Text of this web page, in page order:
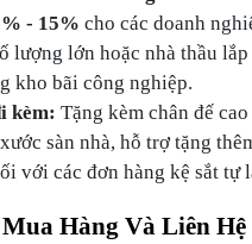
- 15% cho các doanh
lượng lớn hoặc nhà thầu
kho bãi công nghiệp.
kèm: Tặng kèm chân đế cao
sàn nhà, hỗ trợ tặng
với các đơn hàng kệ sắt tự
Hàng Và Liên Hệ